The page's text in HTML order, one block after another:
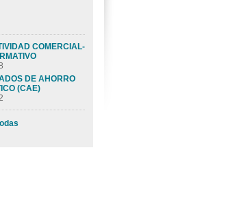
COMERCIAL-
DE AHORRO
(CAE)